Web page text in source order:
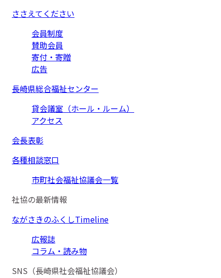
ささえてください
会員制度
賛助会員
寄付・寄贈
広告
長崎県総合福祉センター
貸会議室（ホール・ルーム）
アクセス
会長表彰
各種相談窓口
市町社会福祉協議会一覧
社協の最新情報
ながさきのふくしTimeline
広報誌
コラム・読み物
SNS（長崎県社会福祉協議会）